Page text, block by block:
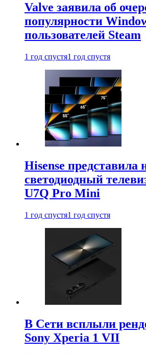
Valve заявила об
популярности
пользователей Steam
1 год спустя1 год спустя
Hisense представила
светодиодный
U7Q Pro Mini
1 год спустя1 год спустя
В Сети всплыли
Sony Xperia 1 VII